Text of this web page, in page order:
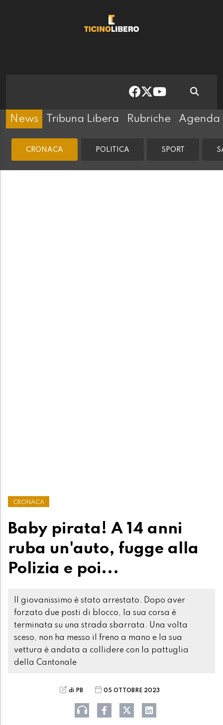
News Tribuna Libera Rubriche Agenda
CRONACA POLITICA SPORT
CRONACA
Baby pirata! A 14 anni
ruba un'auto, fugge alla
Polizia e poi...
Il giovanissimo è stato arrestato. Dopo aver
forzato due posti di blocco, la sua corsa è
terminata su una strada sbarrata. Una volta
sceso, non ha messo il freno a mano e la sua
vettura è andata a collidere con la pattuglia
della Cantonale
di PB 05 OTTOBRE 2023